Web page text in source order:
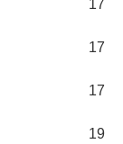
17
17
17
19